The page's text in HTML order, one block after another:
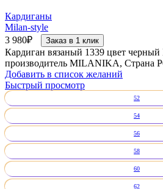
Кардиганы
Milan-style
3 980₽ Заказ в 1 клик
Кардиган вязаный 1339 цвет
производитель MILANIKA,
Добавить в список желаний
Быстрый просмотр
52
54
56
58
60
62